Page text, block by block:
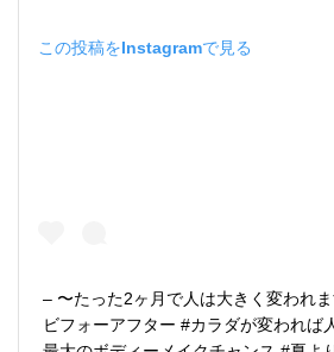
この投稿をInstagramで見る
– 〜たった2ヶ月で人は大きく変われ
ビフォーアフター #カラダが変われば